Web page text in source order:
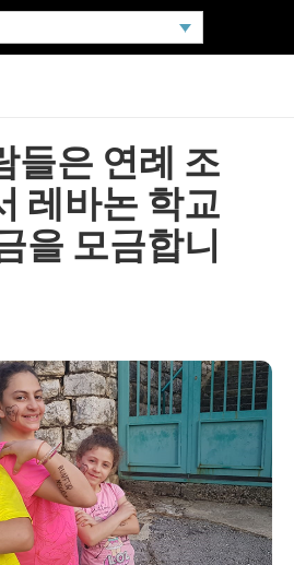
들은 연례 조
레바논 학교
을 모금합니